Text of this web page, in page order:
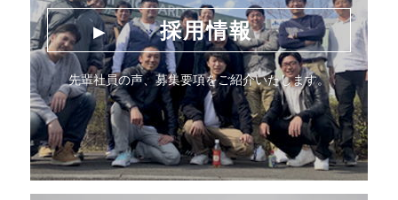
採用情報
先輩社員の声、募集要項をご紹介いたします。